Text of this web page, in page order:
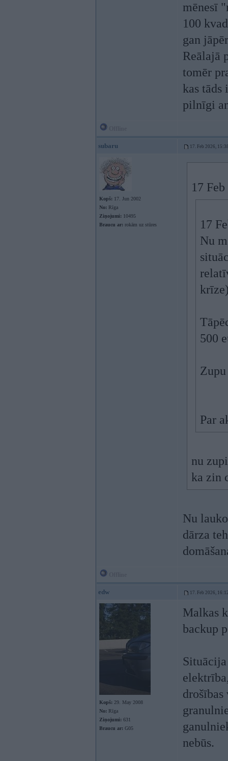
mēnesī
100
gan
Reālajā
tomēr
kas tāds
pilnīgi
subaru 17. Feb 2026,
Kopš: 17. Jun 2002
No: Rīga
Ziņojumi: 10495
Braucu ar: rokām uz stūres
17
17
Nu
500
Par
nu
ka zin
Nu
dārza
edw 17. Feb 2026,
Kopš: 29. May 2008
No: Rīga
Ziņojumi: 631
Braucu ar: G05
Malkas
backup
drošības
nebūs.